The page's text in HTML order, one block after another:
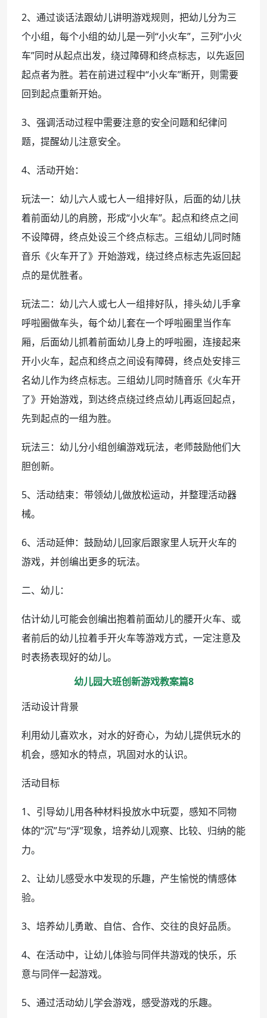
2、通过谈话法跟幼儿讲明游戏规则，把幼儿分为三
个小组，每个小组的幼儿是一列“小火车”，三列“小火
车”同时从起点出发，绕过障碍和终点标志，以先返回
起点者为胜。若在前进过程中“小火车”断开，则需要
回到起点重新开始。
3、强调活动过程中需要注意的安全问题和纪律问
题，提醒幼儿注意安全。
4、活动开始：
玩法一：幼儿六人或七人一组排好队，后面的幼儿扶
着前面幼儿的肩膀，形成“小火车”。起点和终点之间
不设障碍，终点处设三个终点标志。三组幼儿同时随
音乐《火车开了》开始游戏，绕过终点标志先返回起
点的是优胜者。
玩法二：幼儿六人或七人一组排好队，排头幼儿手拿
呼啦圈做车头，每个幼儿套在一个呼啦圈里当作车
厢，后面幼儿抓着前面幼儿身上的呼啦圈，连接起来
开小火车，起点和终点之间设有障碍，终点处安排三
名幼儿作为终点标志。三组幼儿同时随音乐《火车开
了》开始游戏，到达终点绕过终点幼儿再返回起点，
先到起点的一组为胜。
玩法三：幼儿分小组创编游戏玩法，老师鼓励他们大
胆创新。
5、活动结束：带领幼儿做放松运动，并整理活动器
械。
6、活动延伸：鼓励幼儿回家后跟家里人玩开火车的
游戏，并创编出更多的玩法。
二、幼儿：
估计幼儿可能会创编出抱着前面幼儿的腰开火车、或
者前后的幼儿拉着手开火车等游戏方式，一定注意及
时表扬表现好的幼儿。
幼儿园大班创新游戏教案篇8
活动设计背景
利用幼儿喜欢水，对水的好奇心，为幼儿提供玩水的
机会，感知水的特点，巩固对水的认识。
活动目标
1、引导幼儿用各种材料投放水中玩耍，感知不同物
体的“沉”与“浮”现象，培养幼儿观察、比较、归纳的能
力。
2、让幼儿感受水中发现的乐趣，产生愉悦的情感体
验。
3、培养幼儿勇敢、自信、合作、交往的良好品质。
4、在活动中，让幼儿体验与同伴共游戏的快乐，乐
意与同伴一起游戏。
5、通过活动幼儿学会游戏，感受游戏的乐趣。